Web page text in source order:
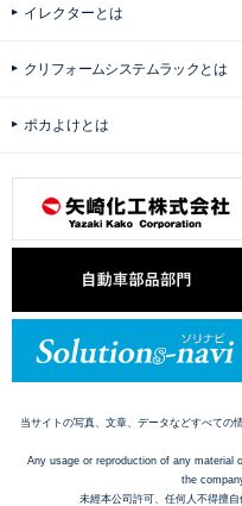
イレクターとは
クリフォームシステムラックとは
ポカよけとは
当サイトの写真、文章、データなどすべての
Any usage or reproduction of any material
the
未經本公司許可、任何人不得擅自